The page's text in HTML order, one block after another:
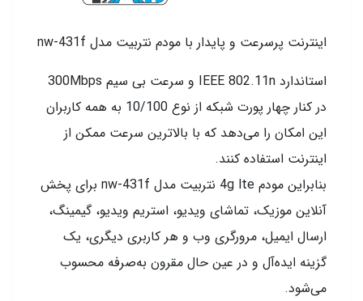
اینترنت پرسرعت و پایدار با مودم نتربیت مدل nw-431f
استاندارد IEEE 802.11n و سرعت بی سیم 300Mbps
در کنار چهار پورت شبکه از نوع 10/100 به همه کاربران
این امکان را می‌دهد که با بالاترین سرعت ممکن از
اینترنت استفاده کنند.
بنابراین مودم 4g lte نتربیت مدل nw-431f برای پخش
آنلاین موزیک، تماشای ویدیو، استریم ویدیو، گیمینگ،
ارسال ایمیل، مرورگری وب و هر کاربری دیگری، یک
گزینه ایده‌آل و در عین حال مقرون به‌صرفه محسوب
می‌شود.